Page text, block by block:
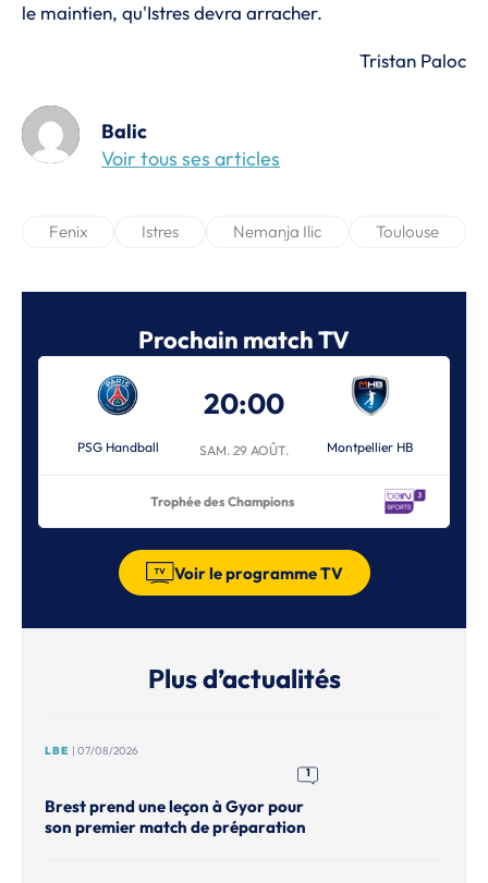
le maintien, qu'Istres devra arracher.
Tristan Paloc
Balic
Voir tous ses articles
Fenix Istres Nemanja Ilic Toulouse
Prochain match TV
PSG Handball
20:00
SAM. 29 AOÛT. Montpellier HB
Trophée des Champions
Voir le programme TV
Plus d’actualités
LBE | 07/08/2026
1
Brest prend une leçon à Gyor pour
son premier match de préparation